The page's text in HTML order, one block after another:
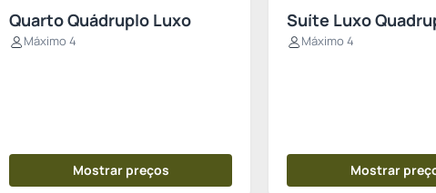
Quarto Quádruplo Luxo
Máximo 4
Mostrar preços
Suíte Luxo
Máximo 4
Mostrar